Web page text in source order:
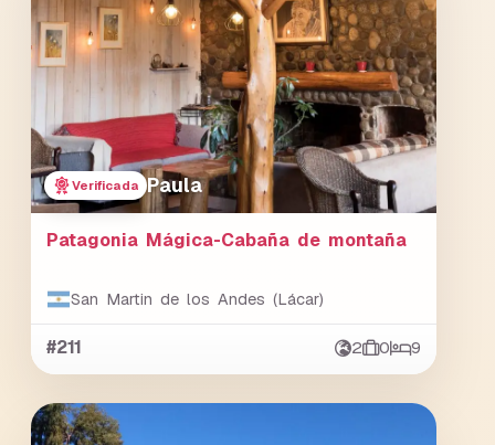
Verificada Paula
Patagonia Mágica-Cabaña de montaña
San Martin de los Andes (Lácar)
#211 2 0 9